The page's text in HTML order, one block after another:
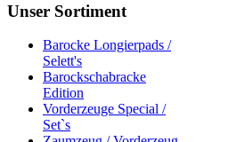
Unser Sortiment
Barocke Longierpads /
Selett's
Barockschabracke
Edition
Vorderzeuge Special /
Set`s